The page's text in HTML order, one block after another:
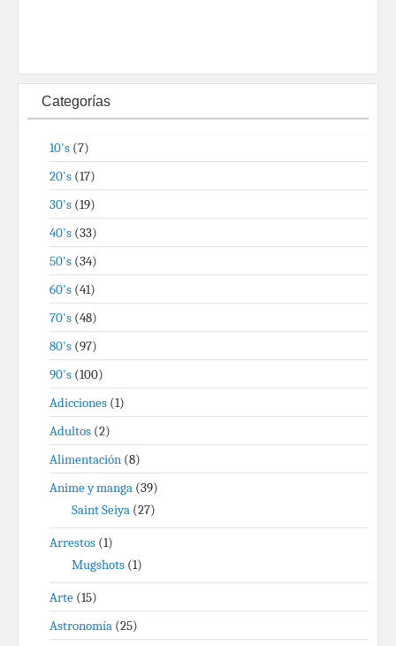
Categorías
10's (7)
20's (17)
30's (19)
40's (33)
50's (34)
60's (41)
70's (48)
80's (97)
90's (100)
Adicciones (1)
Adultos (2)
Alimentación (8)
Anime y manga (39)
Saint Seiya (27)
Arrestos (1)
Mugshots (1)
Arte (15)
Astronomía (25)